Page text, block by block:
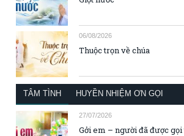
06/08/2026
Thuộc trọn về chúa
TÂM TÌNH HUYỀN NHIỆM ƠN GỌI
27/07/2026
Gởi em – người đã được gọi